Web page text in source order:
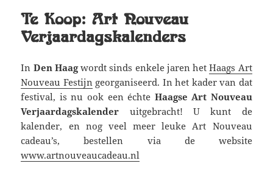
Te Koop: Art Nouveau
Verjaardagskalenders
In Den Haagwordt sinds enkele jaren hetHaags Art
Nouveau Festijn georganiseerd. In het kader van dat
festival, is nu ook een échte Haagse Art Nouveau
Verjaardagskalender uitgebracht! U kunt de
kalender, en nog veel meer leuke Art Nouveau
cadeau’s, bestellen via de website
www.artnouveaucadeau.nl